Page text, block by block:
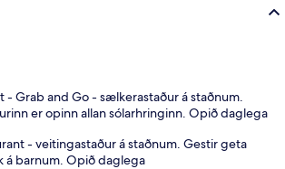
- Grab and Go - sælkerastaður á staðnum.
er opinn allan sólarhringinn. Opið daglega
- veitingastaður á staðnum. Gestir geta
á barnum. Opið daglega